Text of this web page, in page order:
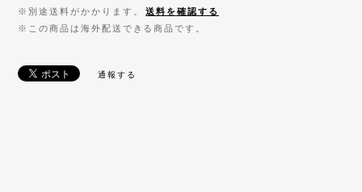
※別途送料がかかります。
送料を確認する
※この商品は海外配送できる商品です。
通報する